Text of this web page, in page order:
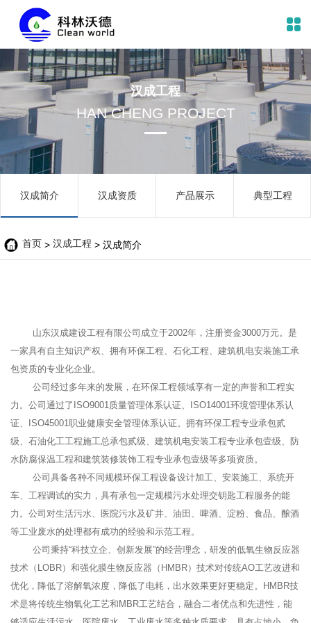
汉成工程
HAN CHENG PROJECT
汉成简介 汉成资质 产品展示 典型工程
 首页 > 汉成工程 > 汉成简介
山东汉成建设工程有限公司成立于2002年，注册资金3000万元。是
一家具有自主知识产权、拥有环保工程、石化工程、建筑机电安装施工承
包资质的专业化企业。
公司经过多年来的发展，在环保工程领域享有一定的声誉和工程实
力。公司通过了ISO9001质量管理体系认证、ISO14001环境管理体系认
证、ISO45001职业健康安全管理体系认证。拥有环保工程专业承包贰
级、石油化工工程施工总承包贰级、建筑机电安装工程专业承包壹级、防
水防腐保温工程和建筑装修装饰工程专业承包壹级等多项资质。
公司具备各种不同规模环保工程设备设计加工、安装施工、系统开
车、工程调试的实力，具有承包一定规模污水处理交钥匙工程服务的能
力。公司对生活污水、医院污水及矿井、油田、啤酒、淀粉、食品、酿酒
等工业废水的处理都有成功的经验和示范工程。
公司秉持“科技立企、创新发展”的经营理念，研发的低氧生物反应器
技术（LOBR）和强化膜生物反应器（HMBR）技术对传统AO工艺改进和
优化，降低了溶解氧浓度，降低了电耗，出水效果更好更稳定。HMBR技
术是将传统生物氧化工艺和MBR工艺结合，融合二者优点和先进性，能